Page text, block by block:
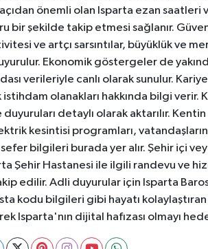
önemli olan Isparta ezan
bir şekilde takip etmesi sağlanır.
ve artçı sarsıntılar, büyüklük ve
Ekonomik göstergeler de
verileriyle canlı olarak sunulur.
olanakları hakkında bilgi verir.
detaylı olarak aktarılır.
kesintisi programları,
bilgileri burada yer alır. Şehir içi
Şehir Hastanesi ile ilgili randevu ve
edilir. Adli duyurular için Isparta
kodu bilgileri gibi hayatı
Isparta'nın dijital hafızası olmayı